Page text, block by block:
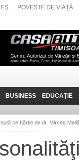
POVESTE DE VIAȚĂ
BUSINESS
JOB-URI
TEHNIT
EDUCAȚIE
pe hârtie de dr. Mircea Meilă